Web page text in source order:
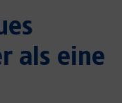
als eine